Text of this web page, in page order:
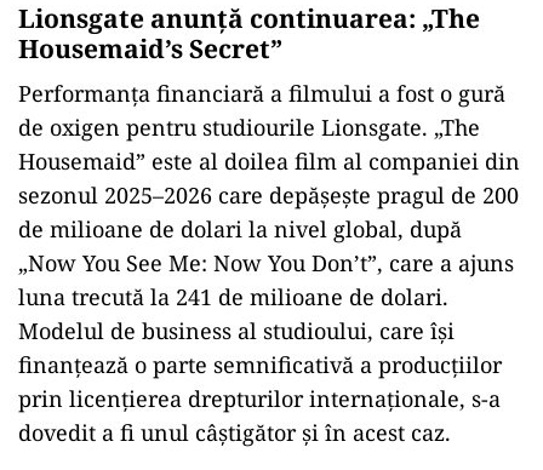
Lionsgate anunță continuarea: „The
Housemaid’s Secret”
Performanța financiară a filmului a fost o gură
de oxigen pentru studiourile Lionsgate. „The
Housemaid” este al doilea film al companiei din
sezonul 2025–2026 care depășește pragul de 200
de milioane de dolari la nivel global, după
„Now You See Me: Now You Don’t”, care a ajuns
luna trecută la 241 de milioane de dolari.
Modelul de business al studioului, care își
finanțează o parte semnificativă a producțiilor
prin licențierea drepturilor internaționale, s-a
dovedit a fi unul câștigător și în acest caz.